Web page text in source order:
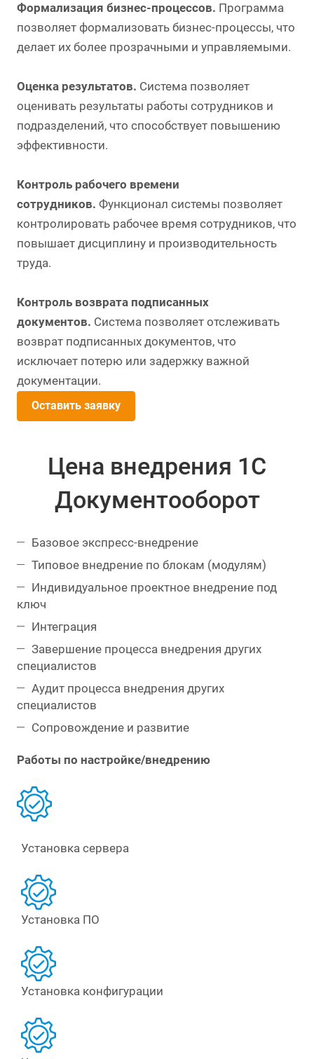
Формализация бизнес-процессов. Программа
позволяет формализовать бизнес-процессы, что
делает их более прозрачными и управляемыми.
Оценка результатов. Система позволяет
оценивать результаты работы сотрудников и
подразделений, что способствует повышению
эффективности.
Контроль рабочего времени
сотрудников. Функционал системы позволяет
контролировать рабочее время сотрудников, что
повышает дисциплину и производительность
труда.
Контроль возврата подписанных
документов. Система позволяет отслеживать
возврат подписанных документов, что
исключает потерю или задержку важной
документации.
Оставить заявку
Цена внедрения 1С
Документооборот
Базовое экспресс-внедрение
Типовое внедрение по блокам (модулям)
Индивидуальное проектное внедрение под
ключ
Интеграция
Завершение процесса внедрения других
специалистов
Аудит процесса внедрения других
специалистов
Сопровождение и развитие
Работы по настройке/внедрению
Установка сервера
Установка ПО
Установка конфигурации